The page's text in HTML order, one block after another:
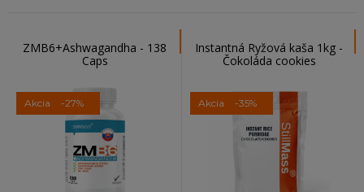
ZMB6+Ashwagandha - 138
Caps
Akcia -27%
Instantná Ryžová kaša 1kg -
Čokoláda cookies
Akcia -35%